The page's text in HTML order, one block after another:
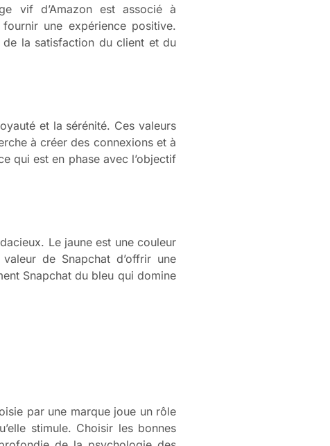
vif d’Amazon est associé à
une expérience positive.
de la satisfaction du client et du
et la sérénité. Ces valeurs
à créer des connexions et à
qui est en phase avec l’objectif
Le jaune est une couleur
de Snapchat d’offrir une
Snapchat du bleu qui domine
par une marque joue un rôle
stimule. Choisir les bonnes